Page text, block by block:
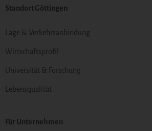
Standort Göttingen
Lage & Verkehrsanbindung
Wirtschaftsprofil
Universität & Forschung
Lebensqualität
Für Unternehmen